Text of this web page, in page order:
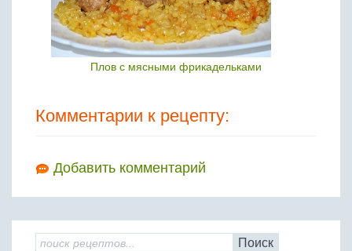
Плов с мясными фрикадельками
Комментарии к рецепту:
Добавить комментарий
Поиск